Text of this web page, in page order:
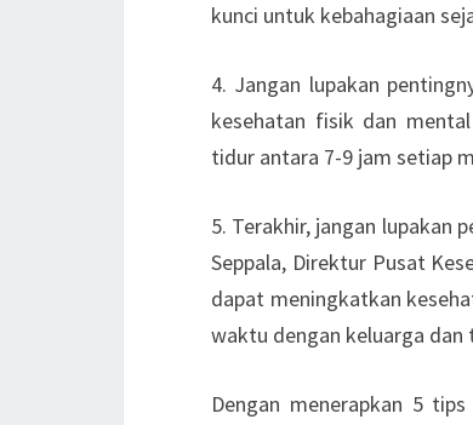
kunci untuk kebahagiaan
4. Jangan lupakan
kesehatan fisik dan
tidur antara 7-9 jam setiap
5. Terakhir, jangan lupakan
Seppala, Direktur Pusat
dapat meningkatkan
waktu dengan keluarga
Dengan menerapkan 5